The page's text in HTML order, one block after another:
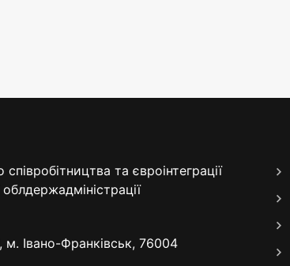
та євроінтеграції
Івано-Франківськ, 76004